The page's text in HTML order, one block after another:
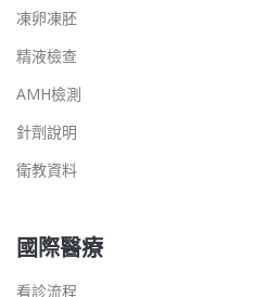
凍卵凍胚
精液檢查
AMH檢測
針劑說明
衛教資料
國際醫療
看診流程